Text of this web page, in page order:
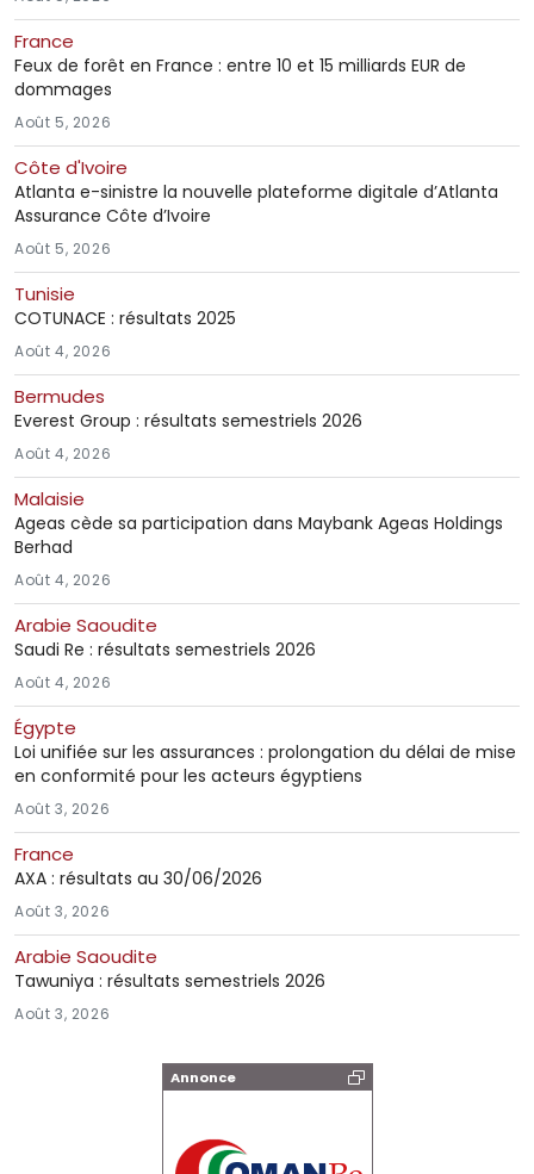
Annonce
France
Feux de forêt en France : entre 10 et 15 milliards EUR de
dommages
Août 5, 2026
Côte d'Ivoire
Atlanta e-sinistre la nouvelle plateforme digitale d’Atlanta
Assurance Côte d’Ivoire
Août 5, 2026
Tunisie
COTUNACE : résultats 2025
Août 4, 2026
Bermudes
Everest Group : résultats semestriels 2026
Août 4, 2026
Malaisie
Ageas cède sa participation dans Maybank Ageas Holdings
Berhad
Août 4, 2026
Arabie Saoudite
Saudi Re : résultats semestriels 2026
Août 4, 2026
Égypte
Loi unifiée sur les assurances : prolongation du délai de mise
en conformité pour les acteurs égyptiens
Août 3, 2026
France
AXA : résultats au 30/06/2026
Août 3, 2026
Arabie Saoudite
Tawuniya : résultats semestriels 2026
Août 3, 2026